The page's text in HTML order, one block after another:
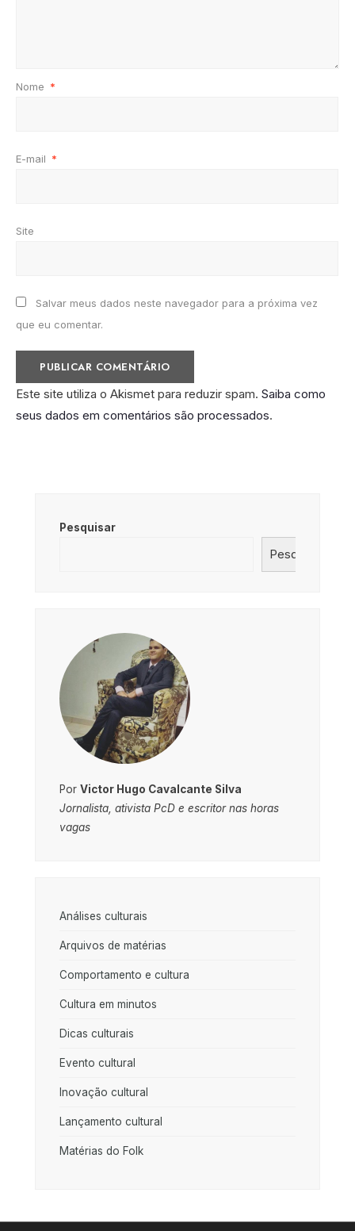
Nome *
E-mail *
Site
Salvar meus dados neste navegador para a próxima vez
que eu comentar.
Este site utiliza o Akismet para reduzir spam. Saiba como
seus dados em comentários são processados.
Pesquisar
Pesquisar
Por Victor Hugo Cavalcante Silva
Jornalista, ativista PcD e escritor nas horas
vagas
Análises culturais
Arquivos de matérias
Comportamento e cultura
Cultura em minutos
Dicas culturais
Evento cultural
Inovação cultural
Lançamento cultural
Matérias do Folk